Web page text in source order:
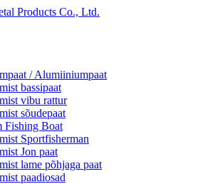
/ Alumiiniumpaat
bassipaat
vibu rattur
sõudepaat
Fishing Boat
Sportfisherman
Jon paat
lame põhjaga paat
paadiosad